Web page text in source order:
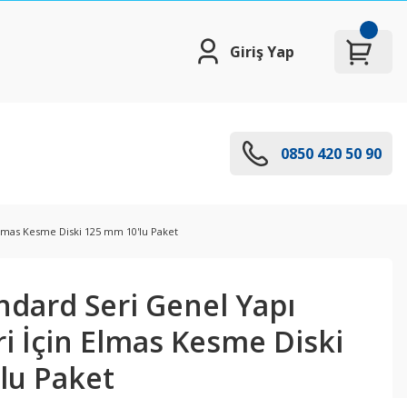
Giriş Yap
0850 420 50 90
Kesme Diski 125 mm 10'lu Paket
Seri Genel Yapı
İçin Elmas Kesme Diski
Paket